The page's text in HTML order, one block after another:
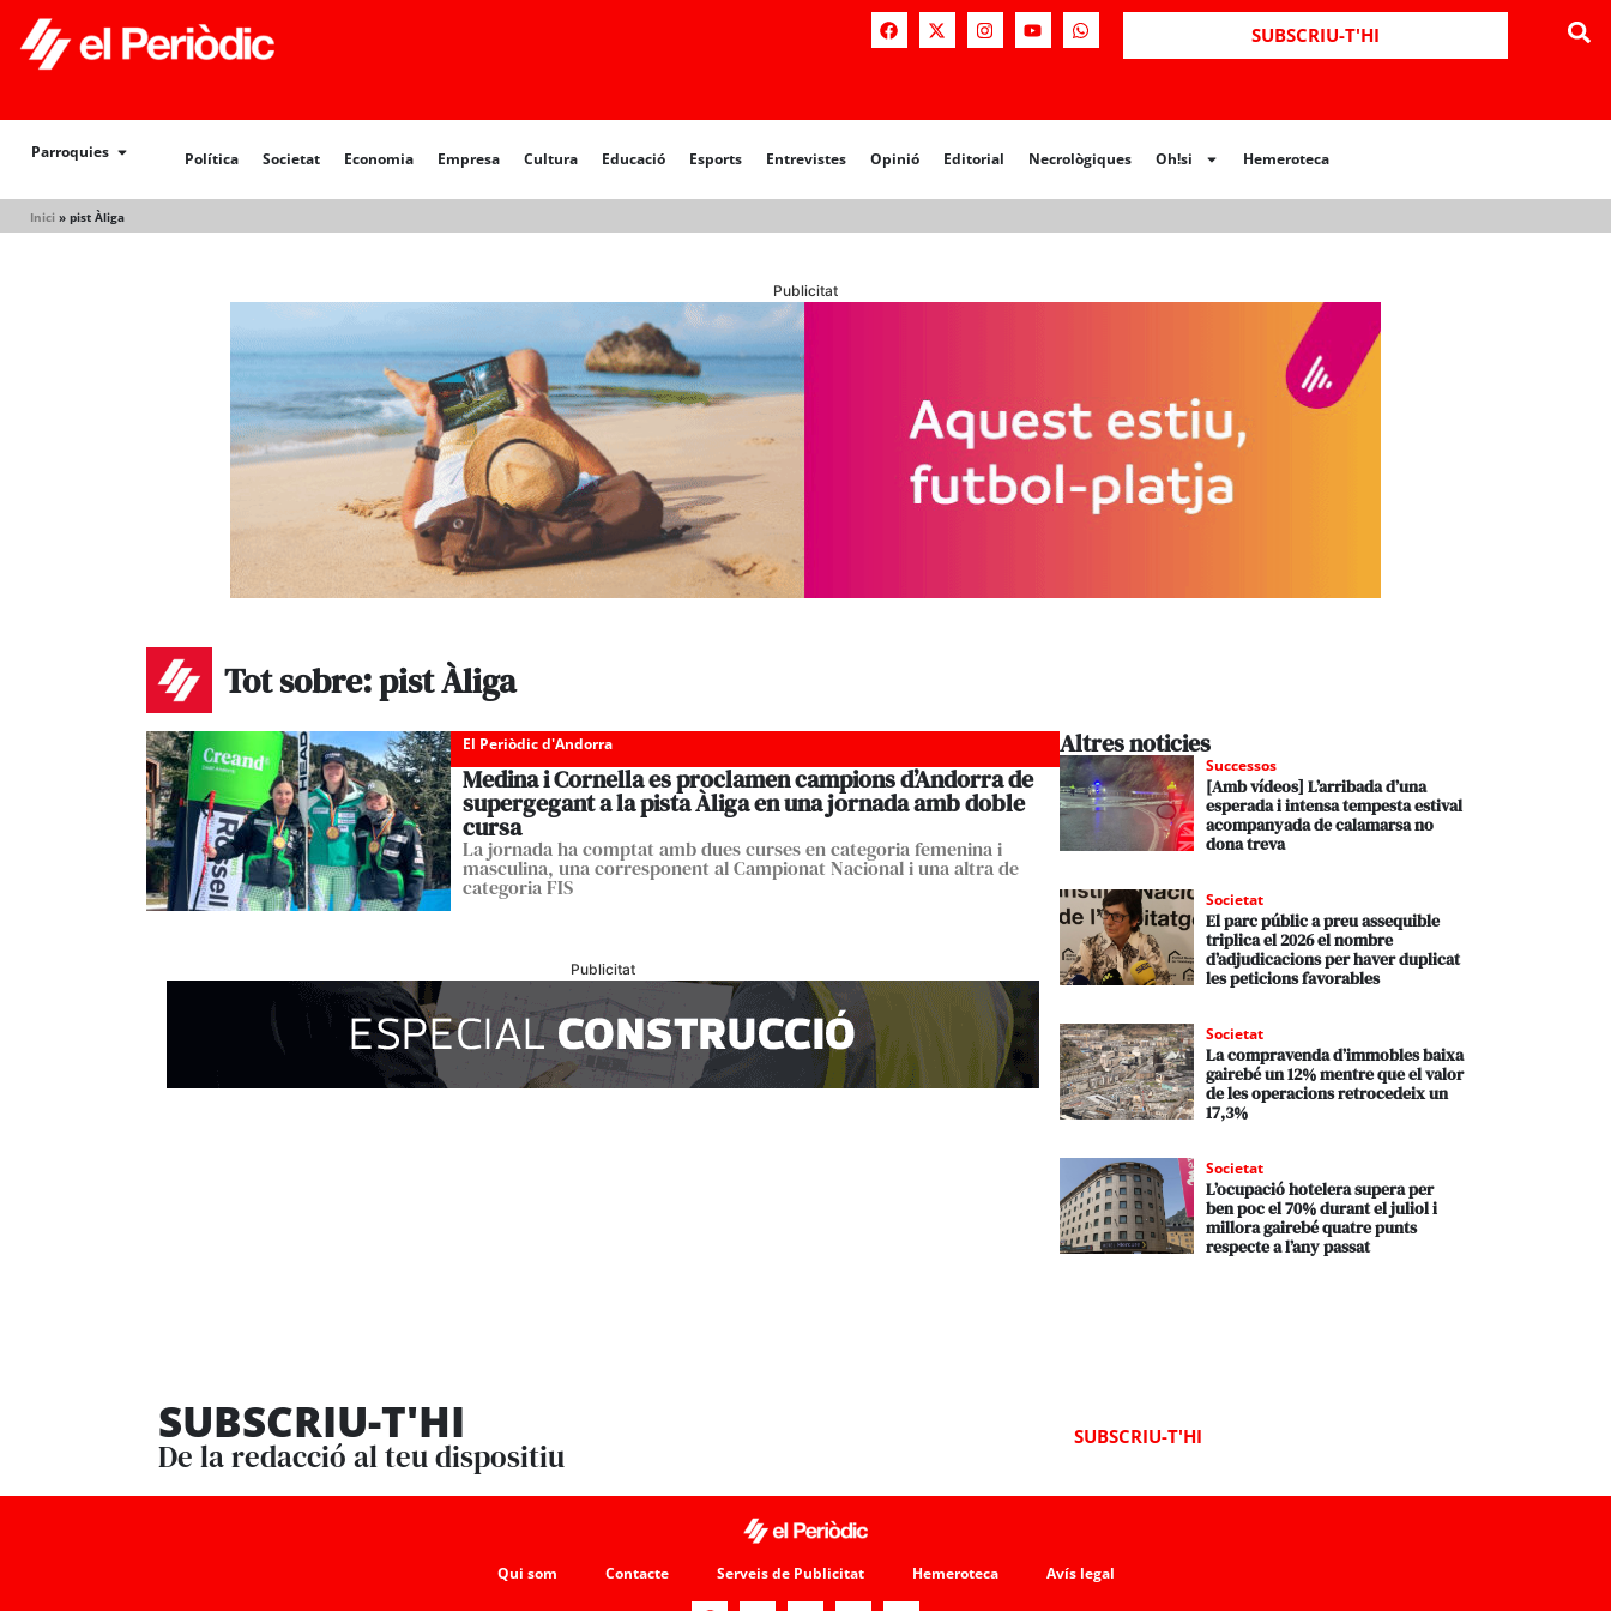
SUBSCRIU-T'HI
Parroquies Política Societat Economia Empresa Cultura Educació Esports Entrevistes Opinió Editorial Necrològiques Oh!si Hemeroteca
Inici » pist Àliga
Política Societat Opinió Editorial Necrològiques Hemeroteca
Publicitat
Tot sobre: pist Àliga
El Periòdic d'Andorra
Medina i Cornella es proclamen campions d’Andorra de
supergegant a la pista Àliga en una jornada amb doble
cursa
La jornada ha comptat amb dues curses en categoria femenina i
masculina, una corresponent al Campionat Nacional i una altra de
categoria FIS
Publicitat
Altres noticies
Successos
[Amb vídeos] L’arribada d’una
esperada i intensa tempesta estival
acompanyada de calamarsa no
dona treva
Societat
El parc públic a preu assequible
triplica el 2026 el nombre
d’adjudicacions per haver duplicat
les peticions favorables
Societat
La compravenda d’immobles baixa
gairebé un 12% mentre que el valor
de les operacions retrocedeix un
17,3%
Societat
L’ocupació hotelera supera per
ben poc el 70% durant el juliol i
millora gairebé quatre punts
respecte a l’any passat
SUBSCRIU-T'HI
De la redacció al teu dispositiu
SUBSCRIU-T'HI
Qui som Contacte Serveis de Publicitat Hemeroteca Avís legal